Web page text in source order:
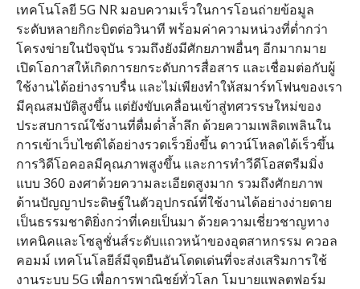
เทคโนโลยี 5G NR มอบความเร็วในการโอนถ่ายข้อมูล
ระดับหลายกิกะบิตต่อวินาที พร้อมค่าความหน่วงที่ต่ำกว่า
โครงข่ายในปัจจุบัน รวมถึงยังมีศักยภาพอื่นๆ อีกมากมาย
เปิดโอกาสให้เกิดการยกระดับการสื่อสาร และเชื่อมต่อกับผู้
ใช้งานได้อย่างราบรื่น และไม่เพียงทำให้สมาร์ทโฟนของเรา
มีคุณสมบัติสูงขึ้น แต่ยังขับเคลื่อนเข้าสู่ทศวรรษใหม่ของ
ประสบการณ์ใช้งานที่ดื่มด่ำล้ำลึก ด้วยความเพลิดเพลินใน
การเข้าเว็บไซต์ได้อย่างรวดเร็วยิ่งขึ้น ดาวน์โหลดได้เร็วขึ้น
การวิดีโอคอลมีคุณภาพสูงขึ้น และการทำวีดีโอสตรีมมิ่ง
แบบ 360 องศาด้วยความละเอียดสูงมาก รวมถึงศักยภาพ
ด้านปัญญาประดิษฐ์ในตัวอุปกรณ์ที่ใช้งานได้อย่างง่ายดาย
เป็นธรรมชาติยิ่งกว่าที่เคยเป็นมา ด้วยความเชี่ยวชาญทาง
เทคนิคและโซลูชั่นส์ระดับแถวหน้าของอุตสาหกรรม ควอล
คอมม์ เทคโนโลยีส์มีจุดยืนอันโดดเด่นที่จะส่งเสริมการใช้
งานระบบ 5G เพื่อการพาณิชย์ทั่วโลก โมบายแพลตฟอร์ม